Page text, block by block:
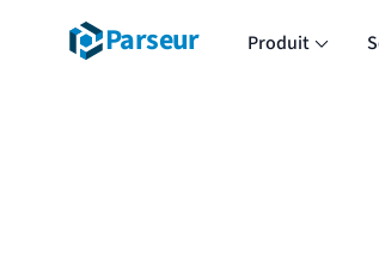
Parseur Produit